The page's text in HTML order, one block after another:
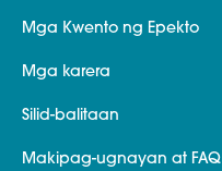
Mga Kwento ng Epekto
Mga karera
Silid-balitaan
Makipag-ugnayan at FAQ